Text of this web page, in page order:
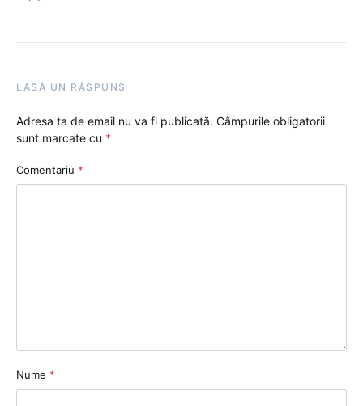
LASĂ UN RĂSPUNS
Adresa ta de email nu va fi publicată. Câmpurile obligatorii
sunt marcate cu *
Comentariu *
Nume *